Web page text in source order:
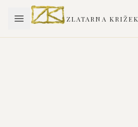
ZLATARNA KRIŽEK